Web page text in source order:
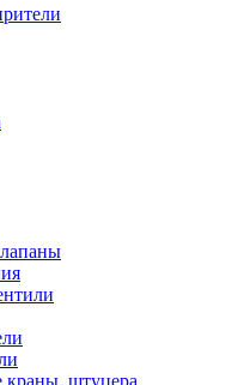
краны, штуцера